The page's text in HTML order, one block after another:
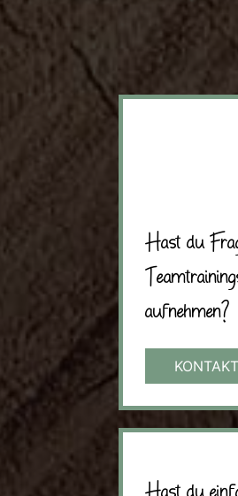
Hast du
aufnehmen?
KONTAKT